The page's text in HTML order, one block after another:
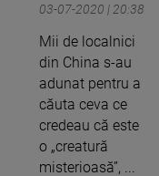
03-07-2020 | 20:38
Mii de localnici
din China s-au
adunat pentru a
căuta ceva ce
credeau că este
o „creatură
misterioasă”, ...